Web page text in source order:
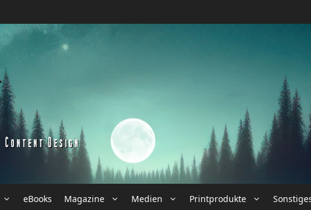
eBooks Magazine Medien Printprodukte